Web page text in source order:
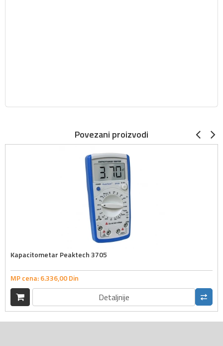
Povezani proizvodi
Kapacitometar Peaktech 3705
MP cena:6.336,00Din
Detaljnije